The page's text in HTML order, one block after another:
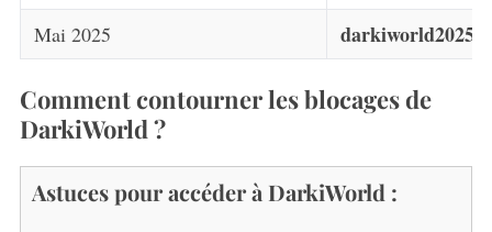
Mai 2025
Comment contourner les blocages de
DarkiWorld ?
Astuces pour accéder à DarkiWorld :